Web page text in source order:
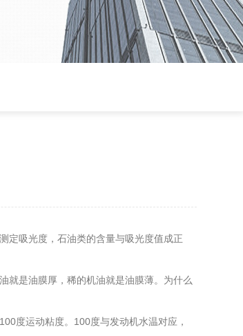
吸光度，石油类的含量与吸光度值成正
是油膜厚，稀的机油就是油膜薄。为什么
度运动粘度。100度与发动机水温对应，